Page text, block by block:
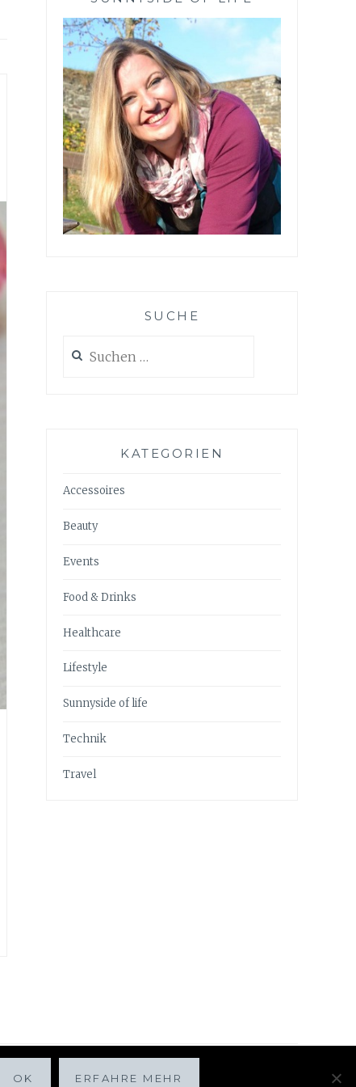
SUCHE
nach:
KATEGORIEN
Accessoires
Beauty
Events
Food & Drinks
Healthcare
Lifestyle
Sunnyside of life
Technik
Travel
OK ERFAHRE MEHR